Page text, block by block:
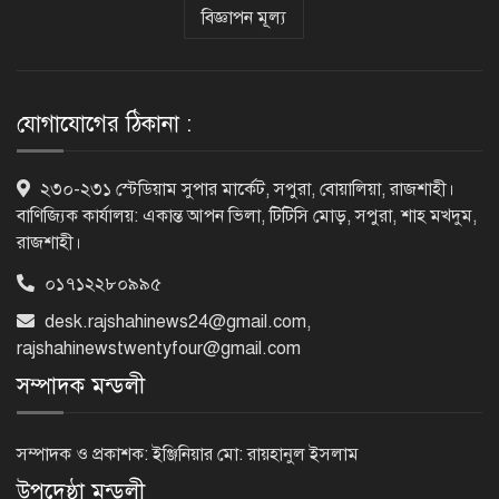
দুর্নীতিমুক্ত প্রশাসন গড়াই সরকারের মূল
লক্ষ্য : ভূমিমন্ত্রী
যাবে না: ভূমিমন্ত্রী
করতে পুলিশের বিশেষ অভিযানে
গ্রেপ্তার-২২
বিজ্ঞাপন মূল্য
যোগাযোগের ঠিকানা :
২৩০-২৩১ স্টেডিয়াম সুপার মার্কেট, সপুরা, বোয়ালিয়া, রাজশাহী।
বাণিজ্যিক কার্যালয়: একান্ত আপন ভিলা, টিটিসি মোড়, সপুরা, শাহ মখদুম,
রাজশাহী।
০১৭১২২৮০৯৯৫
desk.rajshahinews24@gmail.com,
rajshahinewstwentyfour@gmail.com
সম্পাদক মন্ডলী
সম্পাদক ও প্রকাশক: ইঞ্জিনিয়ার মো: রায়হানুল ইসলাম
উপদেষ্ঠা মন্ডলী